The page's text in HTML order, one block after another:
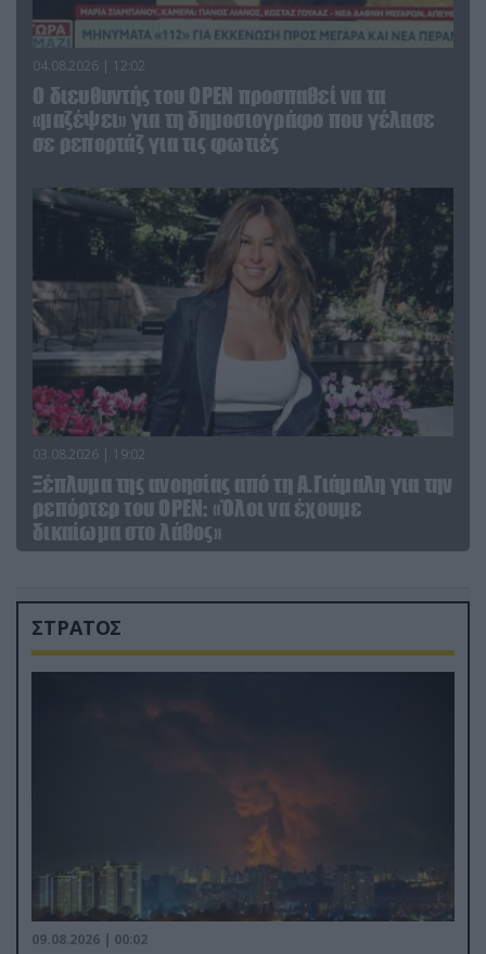
04.08.2026 | 12:02
O διευθυντής του OPEN προσπαθεί να τα
«μαζέψει» για τη δημοσιογράφο που γέλασε
σε ρεπορτάζ για τις φωτιές
03.08.2026 | 19:02
Ξέπλυμα της ανοησίας από τη Α.Γιάμαλη για την
ρεπόρτερ του ΟΡΕΝ: «Όλοι να έχουμε
δικαίωμα στο λάθος»
ΣΤΡΑΤΟΣ
09.08.2026 | 00:02